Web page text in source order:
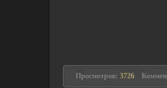
Просмотров: 3726